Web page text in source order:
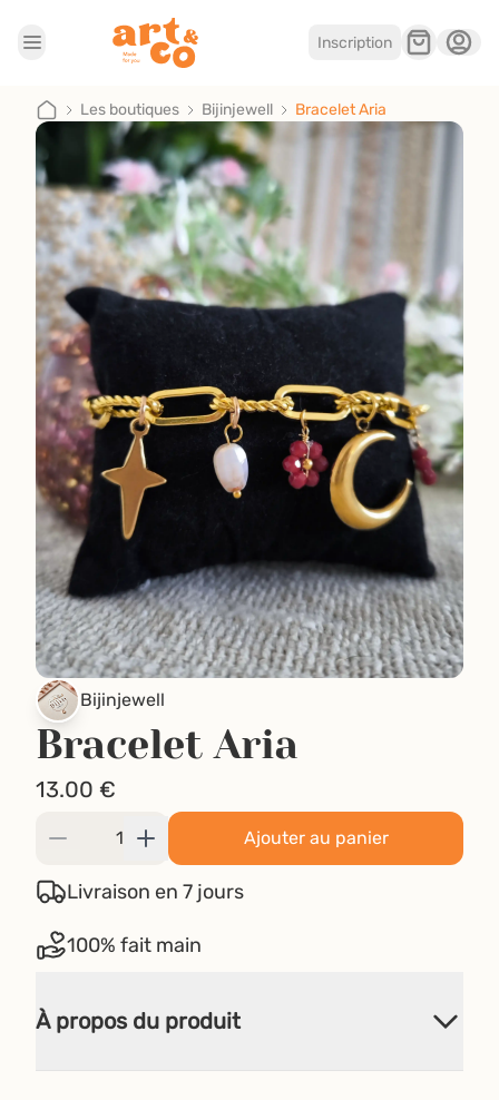
Inscription
Les boutiques
Je suis artisan
Les boutiques Bijinjewell Bracelet Aria
Bijinjewell
Bracelet Aria
13.00 €
Ajouter au panier
Livraison en 7 jours
100% fait main
À propos du produit